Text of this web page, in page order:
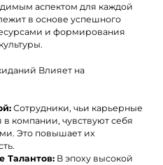
аспектом для каждой
в основе успешного
и формирования
Влияет на
Сотрудники, чьи карьерные
компании, чувствуют себя
Это повышает их
Талантов: В эпоху высокой